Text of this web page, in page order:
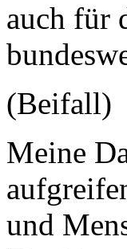
auch für
(Beifall)
Meine
und